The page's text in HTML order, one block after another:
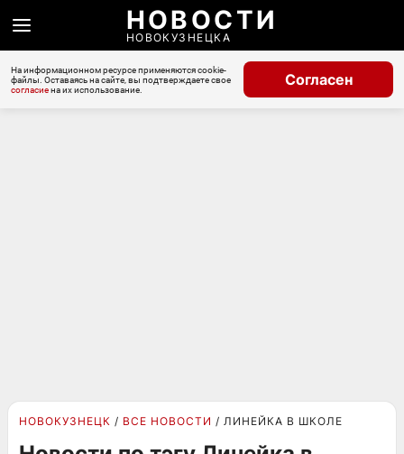
НОВОСТИ
НОВОКУЗНЕЦКА
На информационном ресурсе применяются cookie-
файлы. Оставаясь на сайте, вы подтверждаете свое
согласиена их использование.
Согласен
НОВОКУЗНЕЦК ВСЕ НОВОСТИ ЛИНЕЙКА В ШКОЛЕ